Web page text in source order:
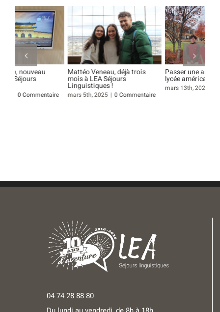
Mattéo Veneau, déjà trois
mois à LEA Séjours
Linguistiques !
mars 5th, 2025 | 0 Commentaire
Passer une année dans un
lycée américain
mars 13th, 2023 0 Commentaire
04 74 28 88 80
Du lundi au vendredi, de 8h à 18h